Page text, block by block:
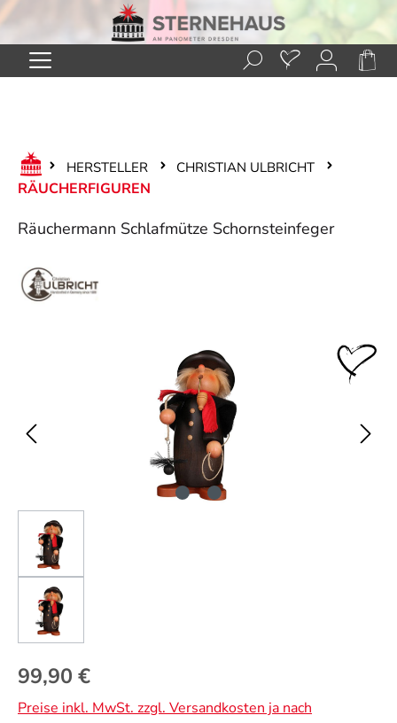
Zum Hauptinhalt springen
HERSTELLER CHRISTIAN ULBRICHT
RÄUCHERFIGUREN
Räuchermann Schlafmütze Schornsteinfeger
Regulärer Preis:
99,90 €
Preise inkl. MwSt. zzgl. Versandkosten ja nach